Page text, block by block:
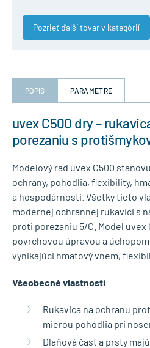
Pozrieť ďalší tovar v kategórií
POPIS PARAMETRE
uvex C500 dry –
porezaniu s
Modelový rad uvex C500
ochrany, pohodlia, flexibility,
a hospodárnosti. Všetky tieto
modernej ochrannej rukavici s
proti porezaniu 5/C. Model uvex
povrchovou úpravou a úchopom
vynikajúci hmatový vnem,
Všeobecné vlastnosti
Rukavica na ochranu
mierou pohodlia pri
Dlaňová časť a prsty